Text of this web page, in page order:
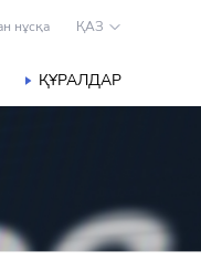
нұсқа ҚАЗ
ҚҰРАЛДАР